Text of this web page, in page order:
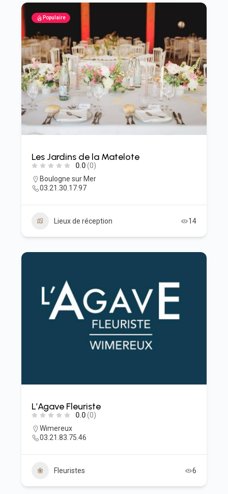
Populaire
Les Jardins de la Matelote
0.0(0)
Boulogne sur Mer
03.21.30.17.97
Lieux de réception 14
L’Agave Fleuriste
0.0(0)
Wimereux
03.21.83.75.46
Fleuristes 6